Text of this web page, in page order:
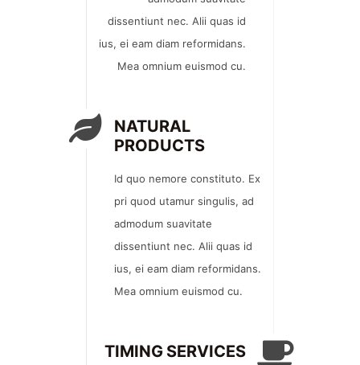
dissentiunt nec. Alii quas id
ius, ei eam diam reformidans.
Mea omnium euismod cu.
NATURAL
PRODUCTS
Id quo nemore constituto. Ex
pri quod utamur singulis, ad
admodum suavitate
dissentiunt nec. Alii quas id
ius, ei eam diam reformidans.
Mea omnium euismod cu.
TIMING SERVICES